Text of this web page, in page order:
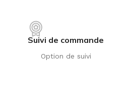
Suivi de commande
Option de suivi